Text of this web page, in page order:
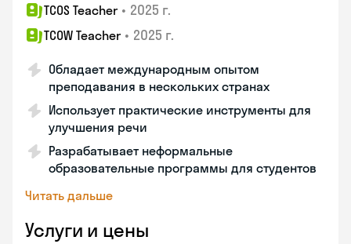
TCOS Teacher • 2025 г.
TCOW Teacher • 2025 г.
Обладает международным опытом
преподавания в нескольких странах
Использует практические инструменты для
улучшения речи
Разрабатывает неформальные
образовательные программы для студентов
Читать дальше
Услуги и цены